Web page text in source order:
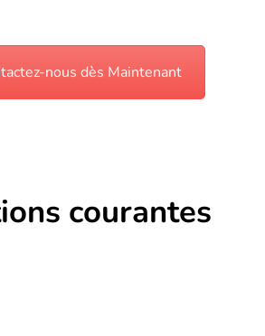
nous dès Maintenant
courantes